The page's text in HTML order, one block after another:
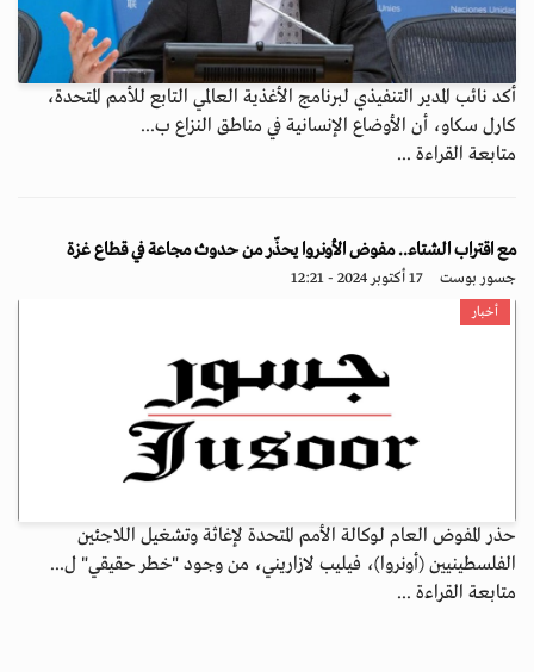
أكد نائب المدير التنفيذي لبرنامج الأغذية العالمي التابع للأمم المتحدة،
كارل سكاو، أن الأوضاع الإنسانية في مناطق النزاع ب...
متابعة القراءة ...
مع اقتراب الشتاء.. مفوض الأونروا يحذّر من حدوث مجاعة في قطاع غزة
جسور بوست 17 أكتوبر 2024 - 12:21
أخبار
حذر المفوض العام لوكالة الأمم المتحدة لإغاثة وتشغيل اللاجئين
الفلسطينيين (أونروا)، فيليب لازاريني، من وجود "خطر حقيقي" ل...
متابعة القراءة ...